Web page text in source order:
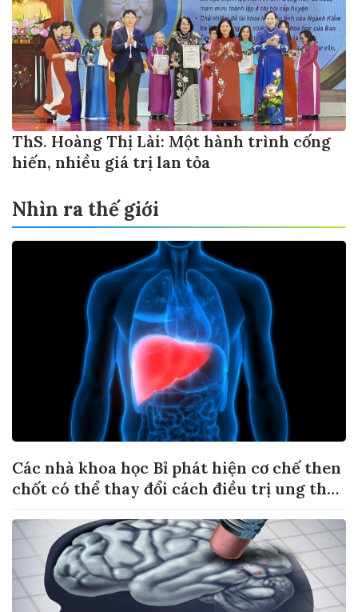
ThS. Hoàng Thị Lài: Một hành trình cống
hiến, nhiều giá trị lan tỏa
Nhìn ra thế giới
Các nhà khoa học Bỉ phát hiện cơ chế then
chốt có thể thay đổi cách điều trị ung thư